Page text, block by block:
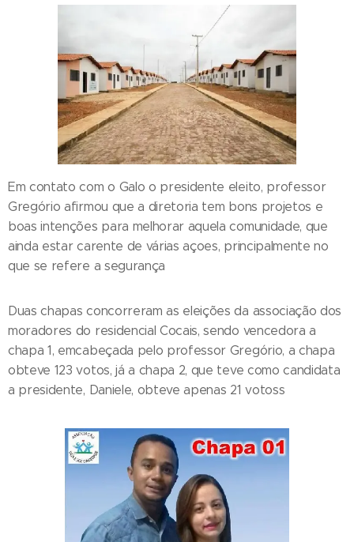
Em contato com o Galo o presidente eleito, professor
Gregório afirmou que a diretoria tem bons projetos e
boas intenções para melhorar aquela comunidade, que
ainda estar carente de várias açoes, principalmente no
que se refere a segurança
Duas chapas concorreram as eleições da associação dos
moradores do residencial Cocais, sendo vencedora a
chapa 1, emcabeçada pelo professor Gregório, a chapa
obteve 123 votos, já a chapa 2, que teve como candidata
a presidente, Daniele, obteve apenas 21 votoss